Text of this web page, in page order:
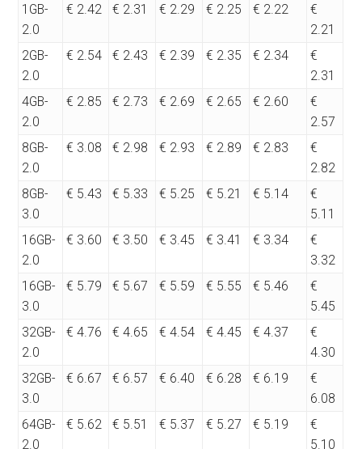
1GB-
2.0
€ 2.42 € 2.31 € 2.29 € 2.25 € 2.22
€
2.21
2GB-
2.0
€ 2.54 € 2.43 € 2.39 € 2.35 € 2.34
€
2.31
4GB-
2.0
€ 2.85 € 2.73 € 2.69 € 2.65 € 2.60
€
2.57
8GB-
2.0
€ 3.08 € 2.98 € 2.93 € 2.89 € 2.83
€
2.82
8GB-
3.0
€ 5.43 € 5.33 € 5.25 € 5.21 € 5.14
€
5.11
16GB-
2.0
€ 3.60 € 3.50 € 3.45 € 3.41 € 3.34
€
3.32
16GB-
3.0
€ 5.79 € 5.67 € 5.59 € 5.55 € 5.46
€
5.45
32GB-
2.0
€ 4.76 € 4.65 € 4.54 € 4.45 € 4.37
€
4.30
32GB-
3.0
€ 6.67 € 6.57 € 6.40 € 6.28 € 6.19
€
6.08
64GB-
2.0
€ 5.62 € 5.51 € 5.37 € 5.27 € 5.19
€
5.10